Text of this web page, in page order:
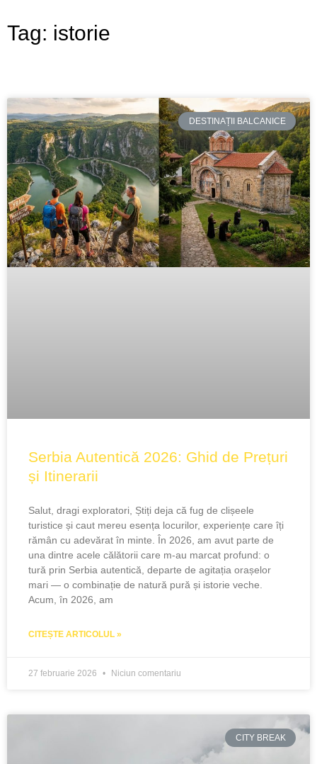
Tag: istorie
DESTINAȚII BALCANICE
Serbia Autentică 2026: Ghid de Prețuri
și Itinerarii
Salut, dragi exploratori, Știți deja că fug de clișeele
turistice și caut mereu esența locurilor, experiențe care îți
rămân cu adevărat în minte. În 2026, am avut parte de
una dintre acele călătorii care m-au marcat profund: o
tură prin Serbia autentică, departe de agitația orașelor
mari — o combinație de natură pură și istorie veche.
Acum, în 2026, am
CITEȘTE ARTICOLUL »
27 februarie 2026 Niciun comentariu
CITY BREAK